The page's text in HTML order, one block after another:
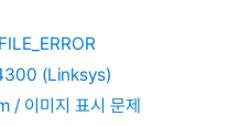
(Linksys)
이미지 표시 문제